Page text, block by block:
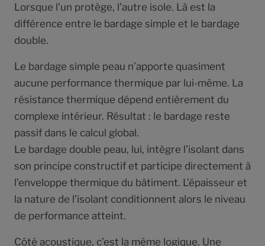
Lorsque l’un protège, l’autre isole. Là est la
différence entre le bardage simple et le bardage
double.
Le bardage simple peau n’apporte quasiment
aucune performance thermique par lui-même. La
résistance thermique dépend entièrement du
complexe intérieur. Résultat : le bardage reste
passif dans le calcul global.
Le bardage double peau, lui, intègre l’isolant dans
son principe constructif et participe directement à
l’enveloppe thermique du bâtiment. L’épaisseur et
la nature de l’isolant conditionnent alors le niveau
de performance atteint.
Côté acoustique, c’est la même logique. Une